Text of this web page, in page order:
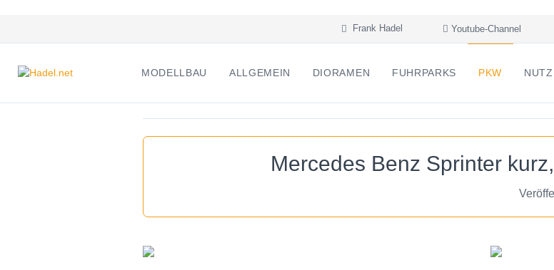
Frank Hadel Youtube-Channel
MODELLBAU ALLGEMEIN DIORAMEN FUHRPARKS PKW
Mercedes Benz Sprinter